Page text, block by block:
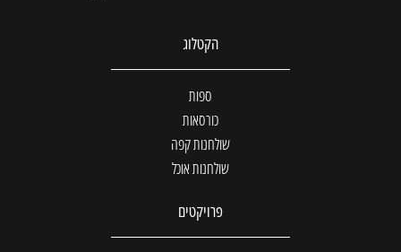
הקטלוג
ספות
כורסאות
שולחנות קפה
שולחנות אוכל
פרויקטים